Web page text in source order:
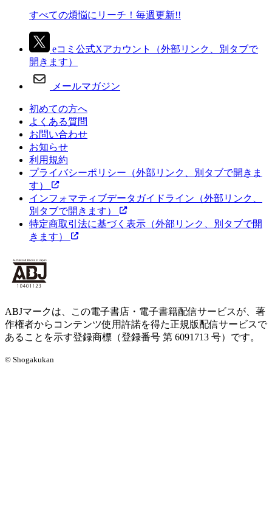
すべての煩悩にリーチ！毎週更新!!
eコミ公式Xアカウント
（外部リンク、別タブで
開きます）
メールマガジン
初めての方へ
よくある質問
お問い合わせ
お知らせ
利用規約
プライバシーポリシー （外部リンク、別タブで開きま
す）
インフォマティブデータガイドライン （外部リンク、
別タブで開きます）
特定商取引法に基づく表示 （外部リンク、別タブで開
きます）
ABJマークは、この電子書店・電子書籍配信サービスが、著
作権者からコンテンツ使用許諾を得た正規版配信サービスで
あることを示す登録商標（登録番号 第 6091713 号）です。
© Shogakukan